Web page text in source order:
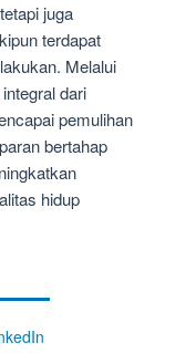
juga
terdapat
Melalui
dari
pemulihan
bertahap
hidup